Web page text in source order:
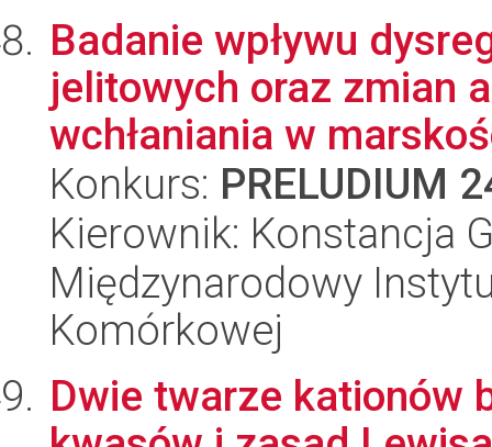
Badanie wpływu
jelitowych oraz zmian
wchłaniania w
Konkurs: PRELUDIUM
Kierownik: Konstancja
Międzynarodowy
Komórkowej
Dwie twarze kationów